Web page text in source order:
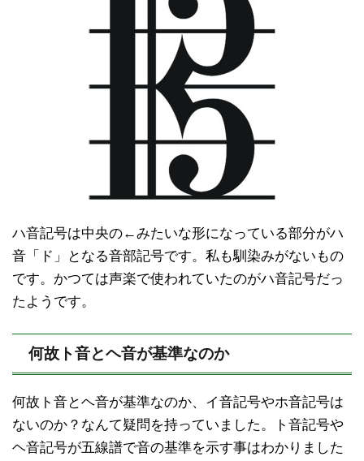
ハ音記号は中央の←みたいな形になっている部分がハ
音「ド」となる音部記号です。私も馴染みがないもの
です。かつては声楽で使われていたのがハ音記号だっ
たようです。
何故ト音とヘ音が基準なのか
何故ト音とヘ音が基準なのか、イ音記号やホ音記号は
ないのか？なんて疑問を持っていました。ト音記号や
ヘ音記号が五線譜で音の基準を示す事はわかりました